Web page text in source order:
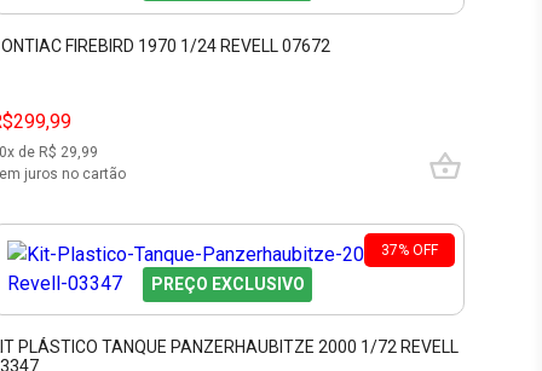
FIREBIRD 1970 1/24 REVELL 07672
x de R$ 29,99
juros no cartão
37% OFF
PREÇO EXCLUSIVO
PLÁSTICO TANQUE PANZERHAUBITZE 2000 1/72 REVELL